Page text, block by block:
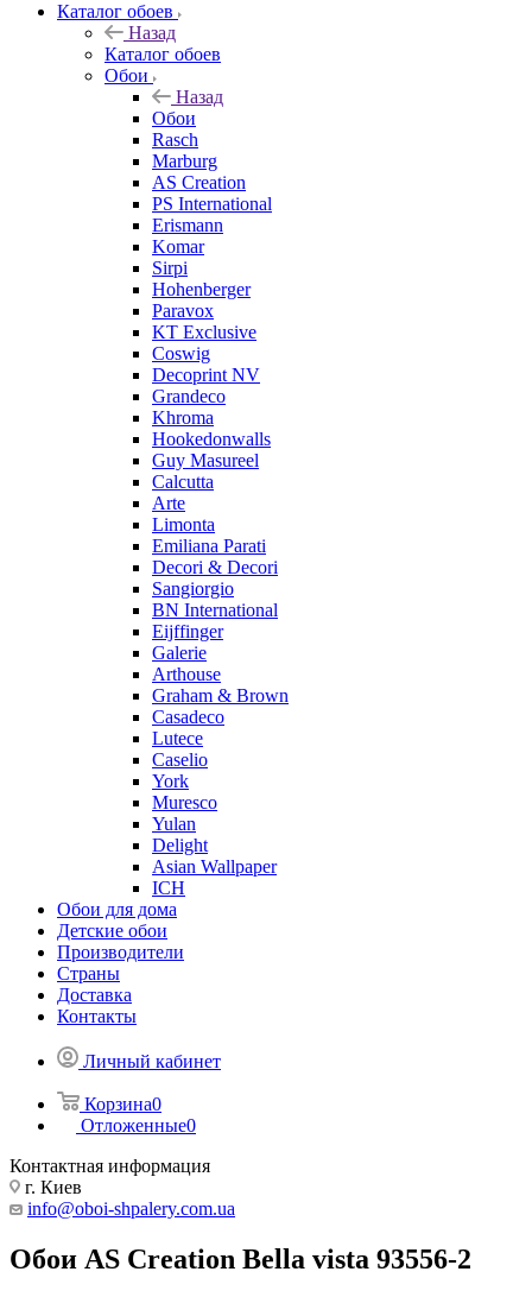
Каталог обоев
Назад
Каталог обоев
Обои
Назад
Обои
Rasch
Marburg
AS Creation
PS International
Erismann
Komar
Sirpi
Hohenberger
Paravox
KT Exclusive
Coswig
Decoprint NV
Grandeco
Khroma
Hookedonwalls
Guy Masureel
Calcutta
Arte
Limonta
Emiliana Parati
Decori & Decori
Sangiorgio
BN International
Eijffinger
Galerie
Arthouse
Graham & Brown
Casadeco
Lutece
Caselio
York
Muresco
Yulan
Delight
Asian Wallpaper
ICH
Обои для дома
Детские обои
Производители
Страны
Доставка
Контакты
Личный кабинет
Корзина0
Отложенные0
Контактная информация
г. Киев
info@oboi-shpalery.com.ua
Обои AS Creation Bella vista 93556-2